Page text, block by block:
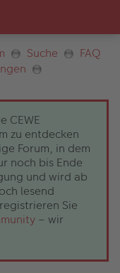
Suche
FAQ
CEWE
zu entdecken
Forum, in dem
noch bis Ende
und wird ab
lesend
Sie
– wir